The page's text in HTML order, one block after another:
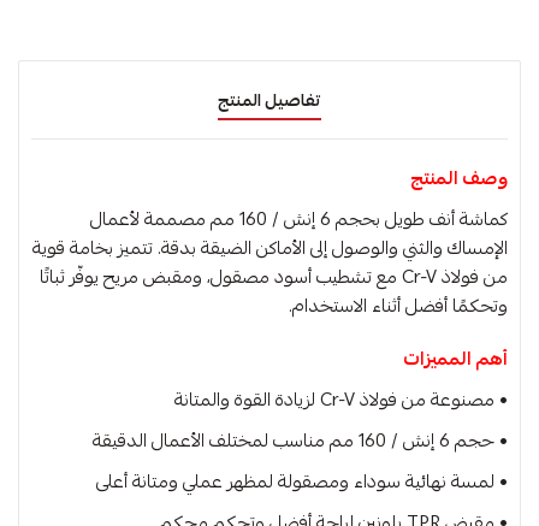
تفاصيل المنتج
وصف المنتج
كماشة أنف طويل بحجم 6 إنش / 160 مم مصممة لأعمال
الإمساك والثني والوصول إلى الأماكن الضيقة بدقة. تتميز بخامة قوية
من فولاذ Cr-V مع تشطيب أسود مصقول، ومقبض مريح يوفّر ثباتًا
وتحكمًا أفضل أثناء الاستخدام.
أهم المميزات
• مصنوعة من فولاذ Cr-V لزيادة القوة والمتانة
• حجم 6 إنش / 160 مم مناسب لمختلف الأعمال الدقيقة
• لمسة نهائية سوداء ومصقولة لمظهر عملي ومتانة أعلى